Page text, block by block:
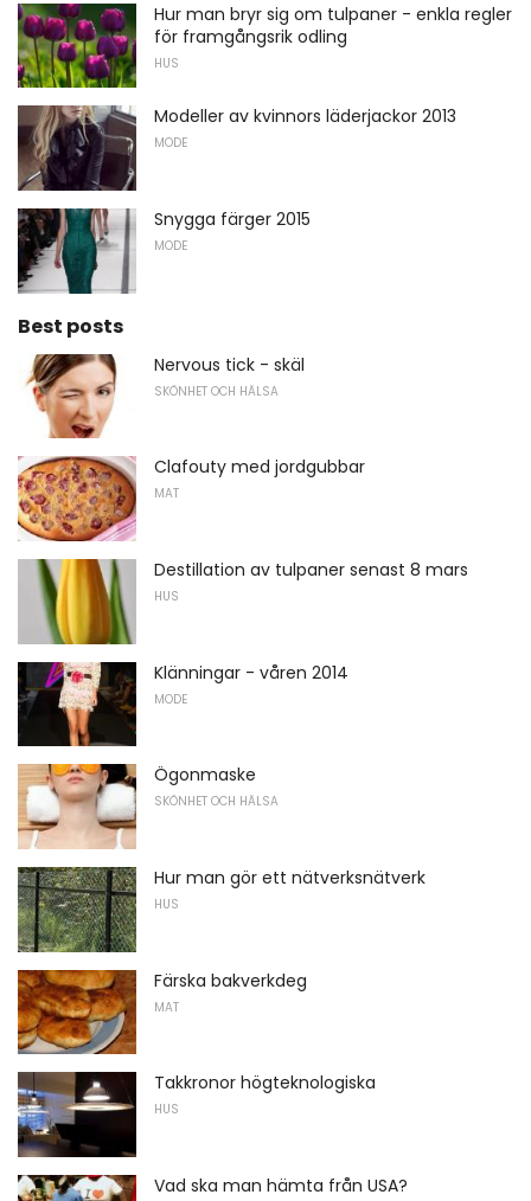
Hur man bryr sig om tulpaner - enkla regler
för framgångsrik odling
HUS
Modeller av kvinnors läderjackor 2013
MODE
Snygga färger 2015
MODE
Best posts
Nervous tick - skäl
SKÖNHET OCH HÄLSA
Clafouty med jordgubbar
MAT
Destillation av tulpaner senast 8 mars
HUS
Klänningar - våren 2014
MODE
Ögonmaske
SKÖNHET OCH HÄLSA
Hur man gör ett nätverksnätverk
HUS
Färska bakverkdeg
MAT
Takkronor högteknologiska
HUS
Vad ska man hämta från USA?